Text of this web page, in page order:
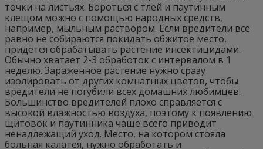
точки на листьях. Бороться с тлей и паутинным
клещом можно с помощью народных средств,
например, мыльным раствором. Если вредители все
равно не собираются покидать обжитое место,
придется обрабатывать растение инсектицидами.
Обычно хватает 2-3 обработок с интервалом в 1
неделю. Зараженное растение нужно сразу
изолировать от других комнатных цветов, чтобы
вредители не погубили всех домашних любимцев.
Большинство вредителей плохо справляется с
высокой влажностью воздуха, поэтому к появлению
щитовок и паутинника чаще всего приводит
ненадлежащий уход. Место, на котором стояла
больная калатея, нужно обработать и